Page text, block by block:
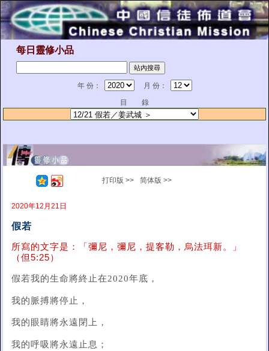
每日靈修小品
年 份：
月 份：
目 錄
打印版 >> 简体版 >>
2020年12月21日
假若
所寫的文字是：「彌尼，彌尼，提客勒，烏法珥新。」
（但5:25）
假若我的生命將終止在2020年底，
我的脈搏將停止，
我的眼睛將永遠閉上，
我的呼吸將永遠止息；